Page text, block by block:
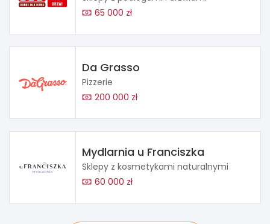
65 000 zł
Da Grasso
Pizzerie
200 000 zł
Mydlarnia u Franciszka
Sklepy z kosmetykami naturalnymi
60 000 zł